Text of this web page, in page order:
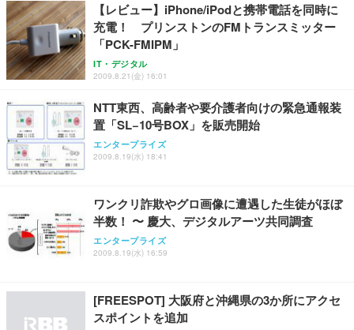
【レビュー】iPhone/iPodと携帯電話を同時に
充電！ プリンストンのFMトランスミッター
「PCK-FMIPM」
IT・デジタル
2009.8.21(金) 16:01
NTT東西、高齢者や要介護者向けの緊急通報装
置「SL−10号BOX」を販売開始
エンタープライズ
2009.8.19(水) 18:41
ワンクリ詐欺やグロ画像に遭遇した生徒がほぼ
半数！ 〜 慶大、デジタルアーツ共同調査
エンタープライズ
2009.8.19(水) 16:59
[FREESPOT] 大阪府と沖縄県の3か所にアクセ
スポイントを追加